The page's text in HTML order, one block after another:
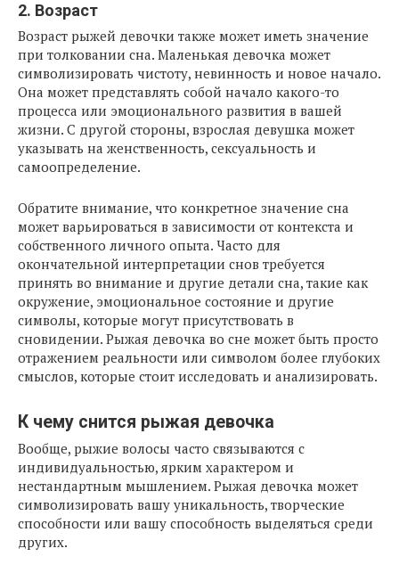
2. Возраст
Возраст рыжей девочки также может иметь значение
при толковании сна. Маленькая девочка может
символизировать чистоту, невинность и новое начало.
Она может представлять собой начало какого-то
процесса или эмоционального развития в вашей
жизни. С другой стороны, взрослая девушка может
указывать на женственность, сексуальность и
самоопределение.
Обратите внимание, что конкретное значение сна
может варьироваться в зависимости от контекста и
собственного личного опыта. Часто для
окончательной интерпретации снов требуется
принять во внимание и другие детали сна, такие как
окружение, эмоциональное состояние и другие
символы, которые могут присутствовать в
сновидении. Рыжая девочка во сне может быть просто
отражением реальности или символом более глубоких
смыслов, которые стоит исследовать и анализировать.
К чему снится рыжая девочка
Вообще, рыжие волосы часто связываются с
индивидуальностью, ярким характером и
нестандартным мышлением. Рыжая девочка может
символизировать вашу уникальность, творческие
способности или вашу способность выделяться среди
других.